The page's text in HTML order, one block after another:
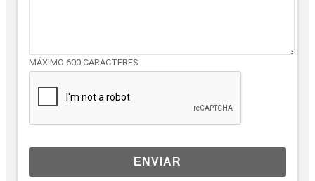
MÁXIMO 600 CARACTERES.
ENVIAR